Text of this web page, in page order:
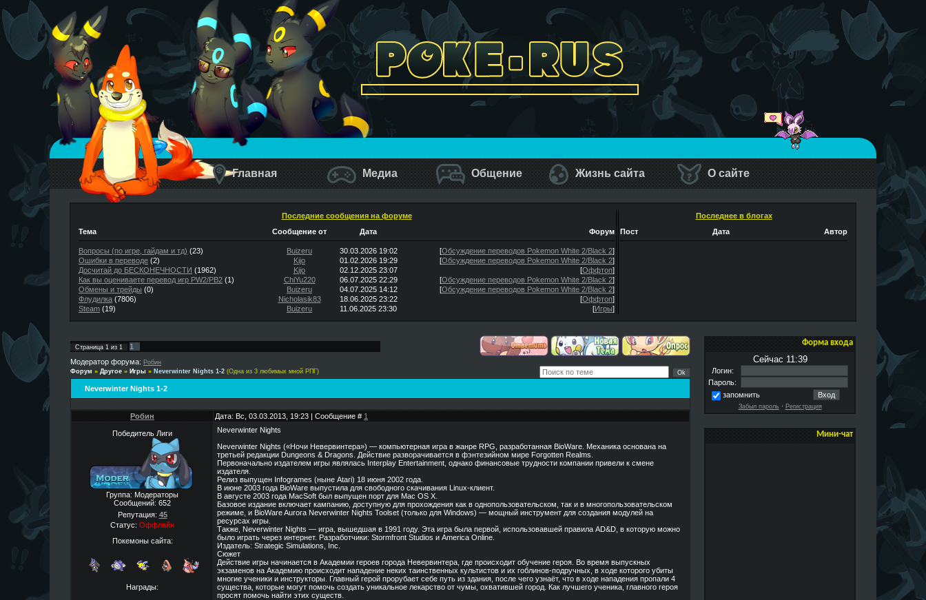
Главная Медиа Общение Жизнь сайта О сайте
Последние сообщения на форуме
Тема
Сообщение от Дата Форум
Вопросы (по игре, гайдам и тд) (23) Buizeru 30.03.2026 19:02 [Обсуждение переводов Pokemon White 2/Black 2]
Ошибки в переводе (2) Kijo 01.02.2026 19:29 [Обсуждение переводов Pokemon White 2/Black 2]
Досчитай до БЕСКОНЕЧНОСТИ (1962) Kijo 02.12.2025 23:07 [Оффтоп]
Как вы оцениваете перевод игр PW2/PB2 (1) ChiYu220 06.07.2025 22:29 [Обсуждение переводов Pokemon White 2/Black 2]
Обмены и трейды (0) Buizeru 04.07.2025 14:12 [Обсуждение переводов Pokemon White 2/Black 2]
Флудилка (7806) Nicholasik83 18.06.2025 23:22 [Оффтоп]
Steam (19) Buizeru 11.06.2025 23:30 [Игры]
Последнее в блогах
Пост
Дата Автор
Форма входа
Сейчас 11:39
Логин:
Пароль:
запомнить
Забыл пароль· Регистрация
Мини-чат
Страница 1 из 1
1
Модератор форума: Робин
Форум » Другое » Игры » Neverwinter Nights 1-2 (Одна из 3 любимых мной РПГ)
Neverwinter Nights 1-2
Робин Дата: Вс, 03.03.2013, 19:23 | Сообщение # 1
Победитель Лиги
Группа: Модераторы
Сообщений: 652
Репутация: 45
Статус: Оффлайн
Покемоны сайта:
Награды:
Neverwinter Nights
Neverwinter Nights («Ночи Невервинтера») — компьютерная игра в жанре RPG, разработанная BioWare. Механика основана на
третьей редакции Dungeons & Dragons. Действие разворачивается в фэнтезийном мире Forgotten Realms.
Первоначально издателем игры являлась Interplay Entertainment, однако финансовые трудности компании привели к смене
издателя.
Релиз выпущен Infogrames (ныне Atari) 18 июня 2002 года.
В июне 2003 года BioWare выпустила для свободного скачивания Linux-клиент.
В августе 2003 года MacSoft был выпущен порт для Mac OS X.
Базовое издание включает кампанию, доступную для прохождения как в однопользовательском, так и в многопользовательском
режиме, и BioWare Aurora Neverwinter Nights Toolset (только для Windows) — мощный инструмент для создания модулей на
ресурсах игры.
Также, Neverwinter Nights — игра, вышедшая в 1991 году. Эта игра была первой, использовавшей правила AD&D, в которую можно
было играть через интернет. Разработчики: Stormfront Studios и America Online.
Издатель: Strategic Simulations, Inc.
Сюжет
Действие игры начинается в Академии героев города Невервинтера, где происходит обучение героя. Во время выпускных
экзаменов на Академию происходит нападение неких таинственных культистов и их гоблинов-подручных, в ходе которого убиты
многие ученики и инструкторы. Главный герой прорубает себе путь из здания, после чего узнаёт, что в ходе нападения пропали 4
существа, которые могут помочь создать уникальное лекарство от чумы, охватившей город. Как лучшего ученика, главного героя
просят помочь найти этих существ.